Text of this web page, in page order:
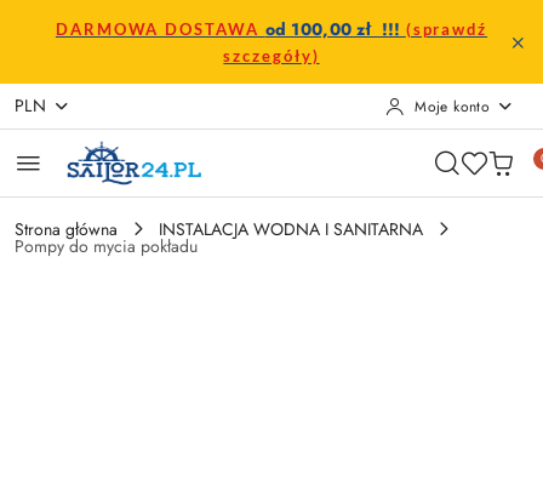
Przejdź do treści głównej
Przejdź do wyszukiwarki
Przejdź do moje konto
Przejdź do menu głównego
Przejdź do opisu produktu
Przejdź do stopki
DARMOWA DOSTAWA od 100,00 zł !!! (sprawdź
szczegóły)
PLN Moje konto
Strona główna INSTALACJA WODNA I SANITARNA
Pompy do mycia pokładu